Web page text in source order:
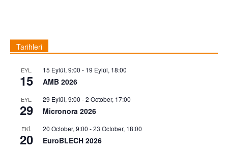
Tarihleri
EYL.
15
15 Eylül, 9:00 - 19 Eylül, 18:00
AMB 2026
EYL.
29
29 Eylül, 9:00 -2 October, 17:00
Micronora 2026
EKI.
20
20 October, 9:00 -23 October, 18:00
EuroBLECH 2026